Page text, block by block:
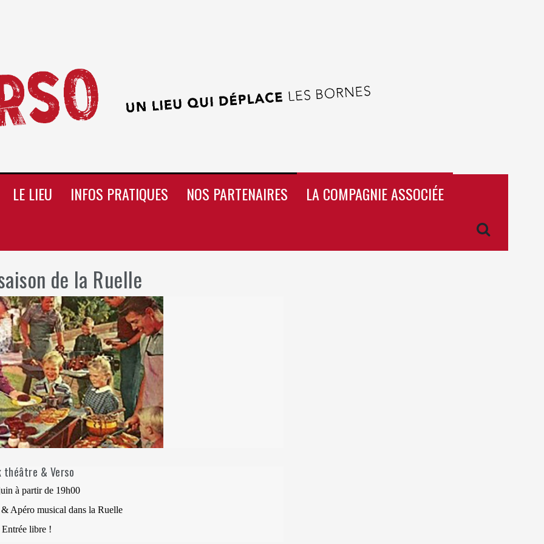
LE LIEU INFOS PRATIQUES NOS PARTENAIRES
LA COMPAGNIE ASSOCIÉE
de la Ruelle
théâtre & Verso
à partir de 19h00
Apéro musical dans la Ruelle
Entrée libre !